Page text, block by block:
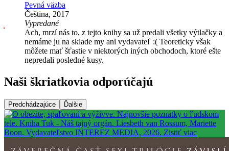
Pevná väzba
Čeština, 2017
Vypredané
Ach, mrzí nás to, z tejto knihy sa už predali všetky výtlačky a
nemáme ju na sklade my ani vydavateľ :( Teoreticky však
môžete mať šťastie v niektorých iných obchodoch, ktoré ešte
nepredali posledné kusy.
Naši škriatkovia odporúčajú
Predchádzajúce Ďalšie